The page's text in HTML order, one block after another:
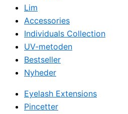
Lim
Accessories
Individuals Collection
UV-metoden
Bestseller
Nyheder
Eyelash Extensions
Pincetter